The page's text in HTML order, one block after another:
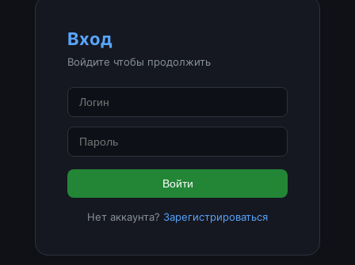
Вход
Войдите чтобы продолжить
Войти
Нет аккаунта? Зарегистрироваться